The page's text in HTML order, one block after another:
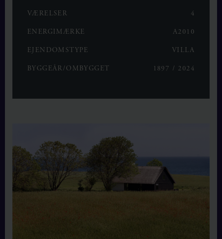
VÆRELSER 4
ENERGIMÆRKE A2010
EJENDOMSTYPE VILLA
BYGGEÅR/OMBYGGET 1897 / 2024